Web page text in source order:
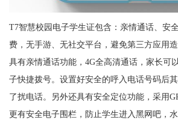
T7智慧校园电子学生证包含：亲情通话、安
费，无手游、无社交平台，避免第三方应用
具有亲情通话功能，4G全高清通话，家长可
子快捷拨号。设置好安全的呼入电话号码后
了扰电话。另外还具有安全定位功能，采用
更有安全电子围栏，防止学生进入黑网吧，